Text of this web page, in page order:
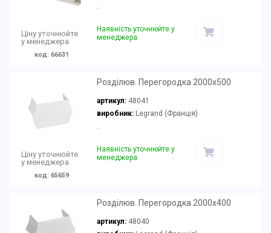
Ціну уточнюйте
у менеджера
код: 66631
..
Наявність уточнюйте у
менеджера
Ціну уточнюйте
у менеджера
код: 65659
Розділюв. Перегородка 2000x500
артикул: 48041
виробник:Legrand (Франція)
..
Наявність уточнюйте у
менеджера
Розділюв. Перегородка 2000x400
артикул: 48040